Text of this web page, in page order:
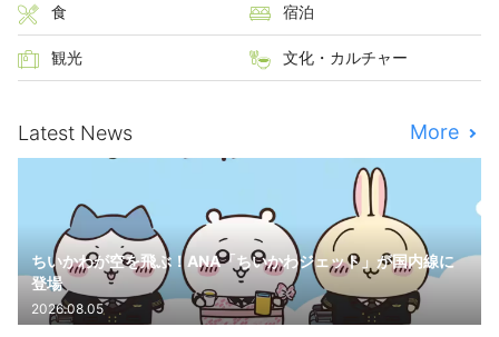
食 宿泊
観光 文化・カルチャー
Latest News More
ちいかわが空を飛ぶ！ANA「ちいかわジェット」が国内線に
登場
2026.08.05